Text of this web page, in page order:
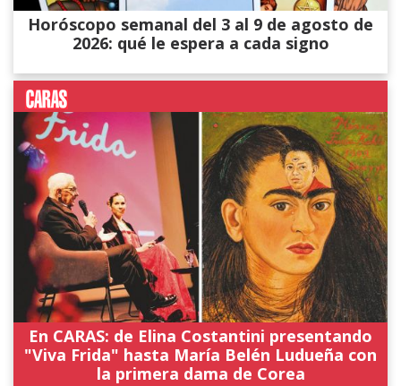
Horóscopo semanal del 3 al 9 de agosto de
2026: qué le espera a cada signo
En CARAS: de Elina Costantini presentando
"Viva Frida" hasta María Belén Ludueña con
la primera dama de Corea